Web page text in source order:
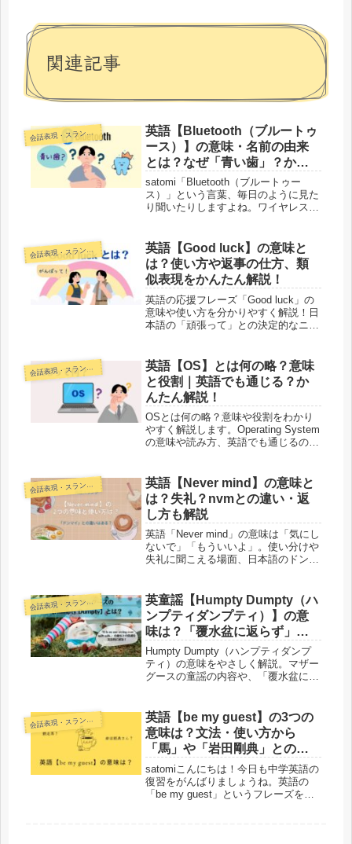
関連記事
会話表現・スラング・ことわざ
英語【Bluetooth（ブルートゥ
ース）】の意味・名前の由来
とは？なぜ「青い歯」？かん
たん解説！
satomi「Bluetooth（ブルートゥー
ス）」という言葉、毎日のように見た
り聞いたりしますよね。ワイヤレスイ
ど、日常のいろいろな場面で使われて
います。それほど身近な言葉...
会話表現・スラング・ことわざ
英語【Good luck】の意味と
は？使い方や返事の仕方、類
似表現をかんたん解説！
英語の応援フレーズ「Good luck」の
意味や使い方を分かりやすく解説！日
本語の「頑張って」との決定的なニュ
大人の英語やり直しに役立つ情報を紹
介します。
会話表現・スラング・ことわざ
英語【OS】とは何の略？意味
と役割｜英語でも通じる？か
んたん解説！
OSとは何の略？意味や役割をわかり
やすく解説します。Operating System
の意味や読み方、英語でも通じるのか
ます。
会話表現・スラング・ことわざ
英語【Never mind】の意味と
は？失礼？nvmとの違い・返
し方も解説
英語「Never mind」の意味は「気にし
ないで」「もういいよ」。使い分けや
失礼に聞こえる場面、日本語のドンマ
やすく解説します。
会話表現・スラング・ことわざ
英童謡【Humpty Dumpty（ハ
ンプティダンプティ）】の意
味は？「覆水盆に返らず」と
の関係もやさしく解説
Humpty Dumpty（ハンプティダンプ
ティ）の意味をやさしく解説。マザー
グースの童謡の内容や、「覆水盆に返
分かりやすく紹介します。
会話表現・スラング・ことわざ
英語【be my guest】の3つの
意味は？文法・使い方から
「馬」や「岩田剛典」との関
係も解説！
satomiこんにちは！今日も中学英語の
復習をがんばりましょうね。英語の
「be my guest」というフレーズを聞